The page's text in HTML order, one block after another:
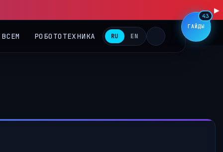
RU EN ГАЙДЫ
43